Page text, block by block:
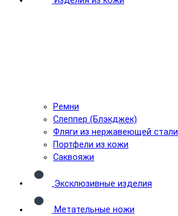
Ремни
Слеппер (Блэкджек)
Фляги из нержавеющей стали
Портфели из кожи
Саквояжи
Эксклюзивные изделия
Метательные ножи